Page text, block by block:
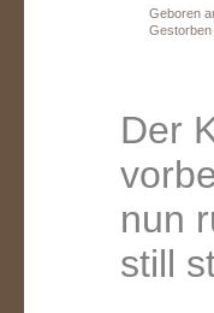
Geboren
Gestorben
Der
nun
still